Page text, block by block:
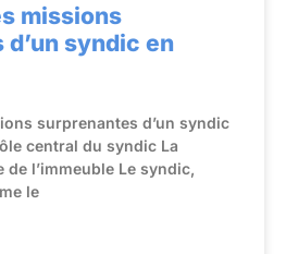
missions
syndic en
surprenantes d’un syndic
central du syndic La
l’immeuble Le syndic,
le